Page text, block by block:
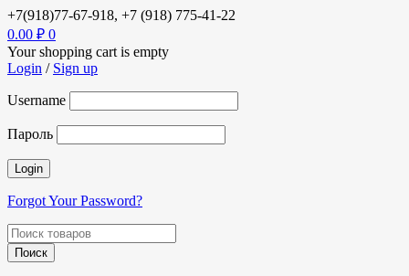
+7(918)77-67-918, +7 (918) 775-41-22
0.00 ₽ 0
Your shopping cart is empty
Login / Sign up
Username
Пароль
Forgot Your Password?